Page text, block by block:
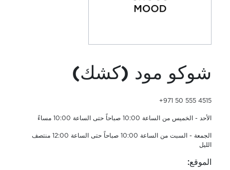
شوكو مود (كشك)
+971 50 555 4515
الأحد - الخميس من الساعة 10:00 صباحاً حتى الساعة 10:00 مساءً
الجمعة - السبت من الساعة 10:00 صباحاً حتى الساعة 12:00 منتصف
الليل
الموقع: